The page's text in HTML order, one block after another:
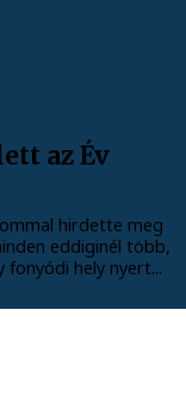
az Év
hirdette meg
eddiginél több,
fonyódi hely nyert...